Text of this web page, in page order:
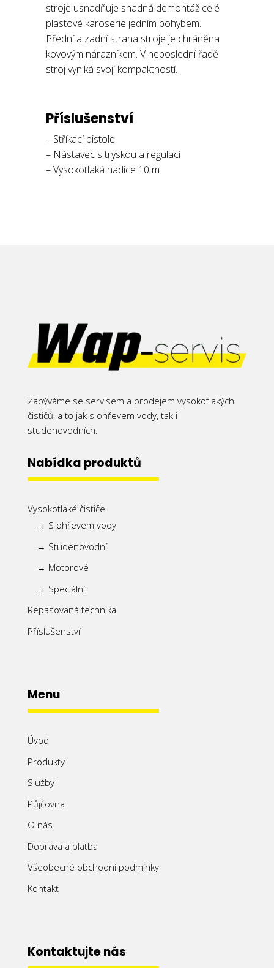
stroje usnadňuje snadná demontáž celé
plastové karoserie jedním pohybem.
Přední a zadní strana stroje je chráněna
kovovým nárazníkem. V neposlední řadě
stroj vyniká svojí kompaktností.
Příslušenství
– Stříkací pistole
– Nástavec s tryskou a regulací
– Vysokotlaká hadice 10 m
Zabýváme se servisem a prodejem vysokotlakých
čističů, a to jak s ohřevem vody, tak i
studenovodních.
Nabídka produktů
Vysokotlaké čističe
→ S ohřevem vody
→ Studenovodní
→ Motorové
→ Speciální
Repasovaná technika
Příslušenství
Menu
Úvod
Produkty
Služby
Půjčovna
O nás
Doprava a platba
Všeobecné obchodní podmínky
Kontakt
Kontaktujte nás